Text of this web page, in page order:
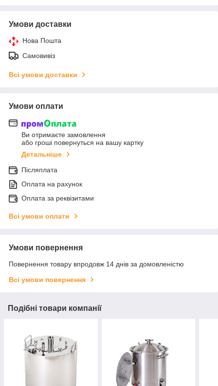
Умови доставки
Нова Пошта
Самовивіз
Всі умови доставки
Умови оплати
Ви отримаєте замовлення
або гроші повернуться на вашу картку
Детальніше
Післяплата
Оплата на рахунок
Оплата за реквізитами
Всі умови оплати
Умови повернення
Повернення товару впродовж 14 днів за домовленістю
Всі умови повернення
Подібні товари компанії